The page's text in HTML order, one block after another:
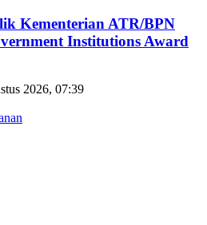
Kementerian ATR/BPN
Institutions Award
2026, 07:39